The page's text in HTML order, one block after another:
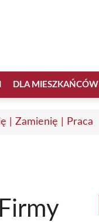
DLA MIESZKAŃCÓW
| Zamienię | Praca